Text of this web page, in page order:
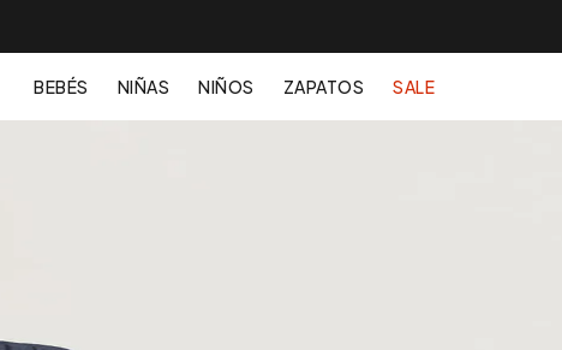
BEBÉS NIÑAS NIÑOS ZAPATOS SALE